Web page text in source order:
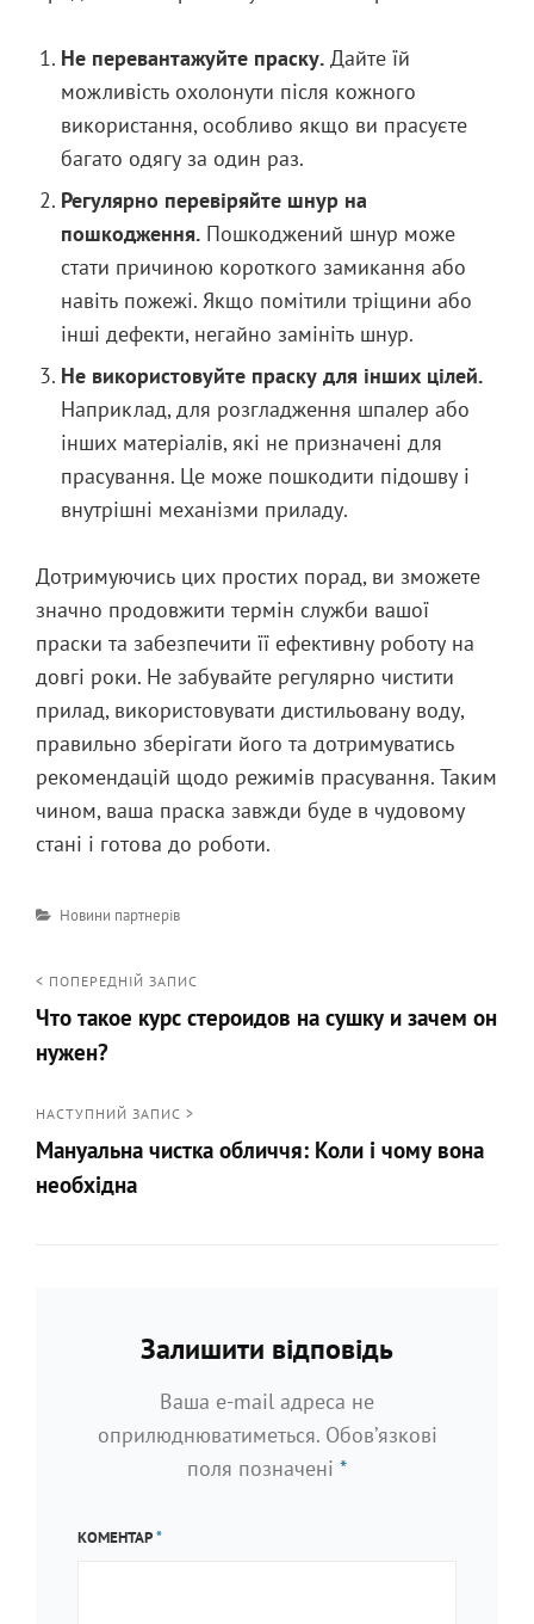
Не перевантажуйте праску. Дайте їй
можливість охолонути після кожного
використання, особливо якщо ви прасуєте
багато одягу за один раз.
Регулярно перевіряйте шнур на
пошкодження. Пошкоджений шнур може
стати причиною короткого замикання або
навіть пожежі. Якщо помітили тріщини або
інші дефекти, негайно замініть шнур.
Не використовуйте праску для інших цілей.
Наприклад, для розгладження шпалер або
інших матеріалів, які не призначені для
прасування. Це може пошкодити підошву і
внутрішні механізми приладу.
Дотримуючись цих простих порад, ви зможете
значно продовжити термін служби вашої
праски та забезпечити її ефективну роботу на
довгі роки. Не забувайте регулярно чистити
прилад, використовувати дистильовану воду,
правильно зберігати його та дотримуватись
рекомендацій щодо режимів прасування. Таким
чином, ваша праска завжди буде в чудовому
стані і готова до роботи.
Категорії
Новини партнерів
Навігація
записів
< ПОПЕРЕДНІЙ ЗАПИС
Что такое курс стероидов на сушку и зачем он
нужен?
Попередній
запис
НАСТУПНИЙ ЗАПИС >
Мануальна чистка обличчя: Коли і чому вона
необхідна
Залишити відповідь
Ваша e-mail адреса не
оприлюднюватиметься. Обов’язкові
поля позначені *
КОМЕНТАР*